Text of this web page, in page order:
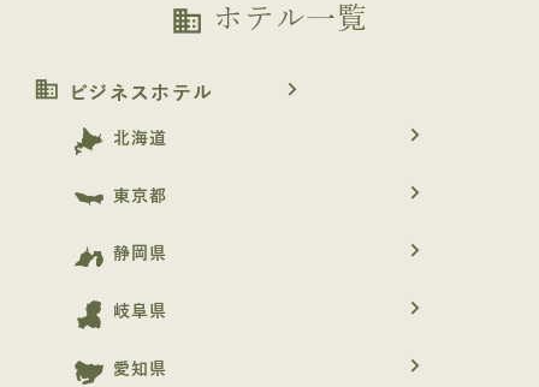
business ホテル一覧
business ビジネスホテル navigate_next
北海道 navigate_next
東京都 navigate_next
静岡県 navigate_next
岐阜県 navigate_next
愛知県 navigate_next